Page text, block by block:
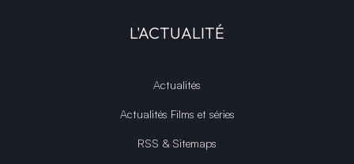
L'ACTUALITÉ
Actualités
Actualités Films et séries
RSS & Sitemaps